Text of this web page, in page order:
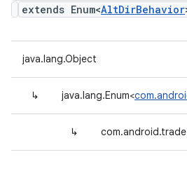
extends Enum<AltDirBehavior
java.lang.Object
↳ java.lang.Enum<
↳